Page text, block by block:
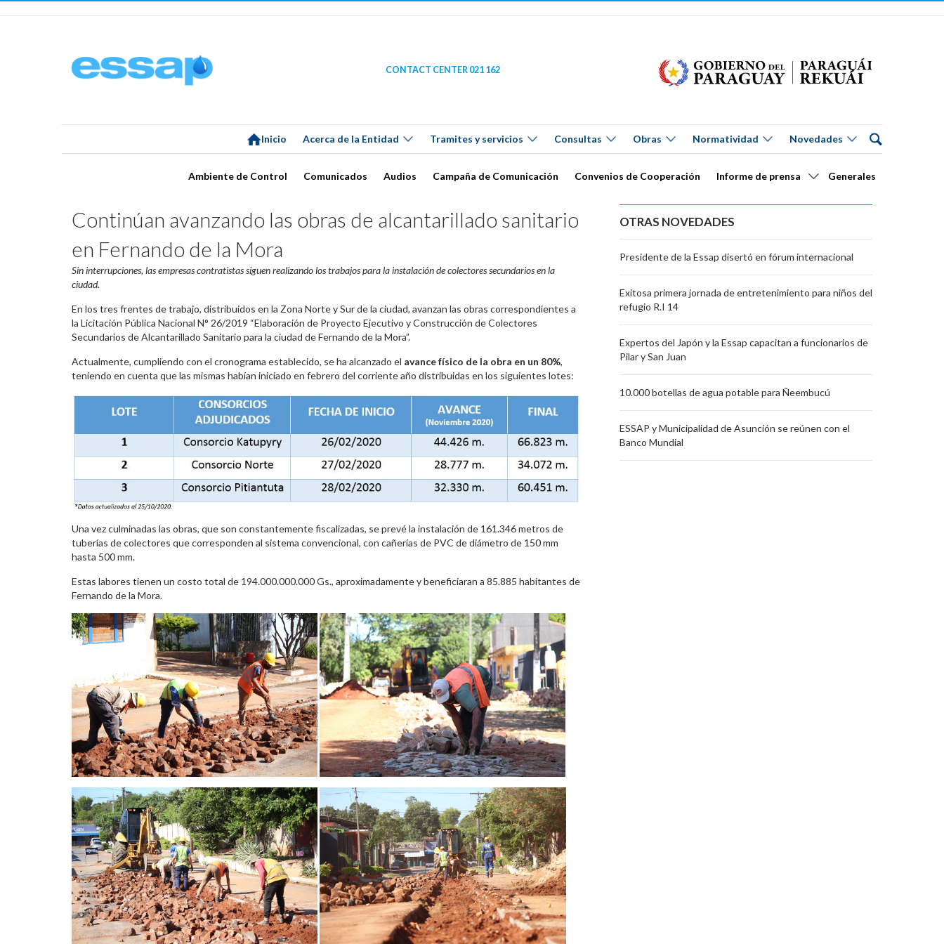
CONTACT CENTER 021 162
Inicio Acerca de la Entidad Tramites y servicios Consultas Obras Normatividad Novedades
Ambiente de Control Comunicados Audios Campaña de Comunicación Convenios de Cooperación Informe de prensa Generales
Continúan avanzando las obras de alcantarillado sanitario
en Fernando de la Mora
Sin interrupciones, las empresas contratistas siguen realizando los trabajos para la instalación de colectores secundarios en la
ciudad.
En los tres frentes de trabajo, distribuidos en la Zona Norte y Sur de la ciudad, avanzan las obras correspondientes a
la Licitación Pública Nacional N° 26/2019 “Elaboración de Proyecto Ejecutivo y Construcción de Colectores
Secundarios de Alcantarillado Sanitario para la ciudad de Fernando de la Mora”.
Actualmente, cumpliendo con el cronograma establecido, se ha alcanzado el avance físico de la obra en un 80%,
teniendo en cuenta que las mismas habían iniciado en febrero del corriente año distribuidas en los siguientes lotes:
Una vez culminadas las obras, que son constantemente fiscalizadas, se prevé la instalación de 161.346 metros de
tuberías de colectores que corresponden al sistema convencional, con cañerías de PVC de diámetro de 150 mm
hasta 500 mm.
Estas labores tienen un costo total de 194.000.000.000 Gs., aproximadamente y beneficiaran a 85.885 habitantes de
Fernando de la Mora.
OTRAS NOVEDADES
Presidente de la Essap disertó en fórum internacional
Exitosa primera jornada de entretenimiento para niños del
refugio R.I 14
Expertos del Japón y la Essap capacitan a funcionarios de
Pilar y San Juan
10.000 botellas de agua potable para Ñeembucú
ESSAP y Municipalidad de Asunción se reúnen con el
Banco Mundial